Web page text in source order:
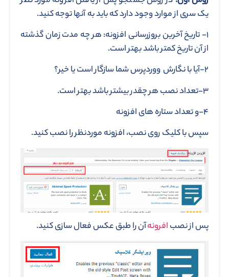
یک سری از موارد وجود دارد که باید به آنها توجه کنید.
۱- تاریخ آخرین بروزرسانی افزونه: هر چه مدت زمان گذشته
از آن تاریخ کمتر باشد بهتر است.
۲-آیا با نگارش ووردپرس شما سازگار است یا خیر؟
۳-تعداد نصب هر چقدر بیشتر باشد بهتر است.
۴-و تعداد ستاره های افزونه
سپس با کلیک روی نصب، افزونه موردنظر را نصب کنید.
پس از نصبافرونهآن را طبق عکس فعال سازی کنید.